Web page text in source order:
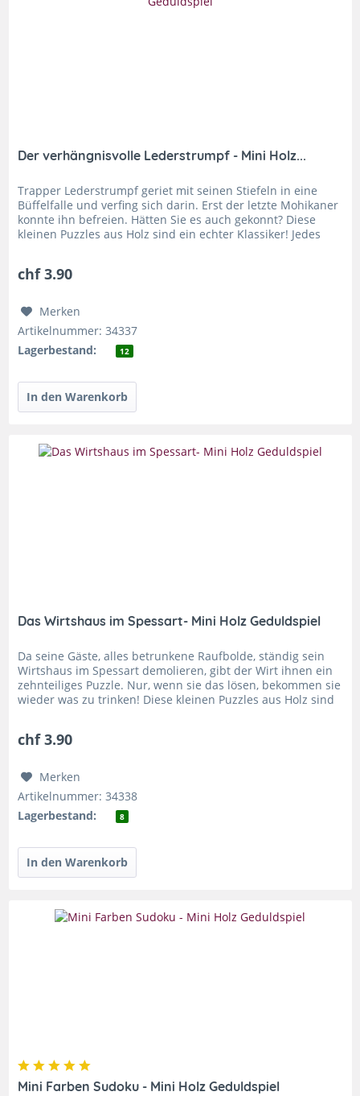
Der verhängnisvolle Lederstrumpf - Mini Holz...
Trapper Lederstrumpf geriet mit seinen Stiefeln in eine
Büffelfalle und verfing sich darin. Erst der letzte Mohikaner
konnte ihn befreien. Hätten Sie es auch gekonnt? Diese
kleinen Puzzles aus Holz sind ein echter Klassiker! Jedes
chf 3.90
Merken
Artikelnummer: 34337
Lagerbestand:
12
Das Wirtshaus im Spessart- Mini Holz Geduldspiel
Da seine Gäste, alles betrunkene Raufbolde, ständig sein
Wirtshaus im Spessart demolieren, gibt der Wirt ihnen ein
zehnteiliges Puzzle. Nur, wenn sie das lösen, bekommen sie
wieder was zu trinken! Diese kleinen Puzzles aus Holz sind
chf 3.90
Merken
Artikelnummer: 34338
Lagerbestand:
8
Mini Farben Sudoku - Mini Holz Geduldspiel